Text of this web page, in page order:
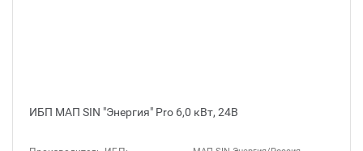
ИБП МАП SIN "Энергия" Pro 6,0 кВт, 24В